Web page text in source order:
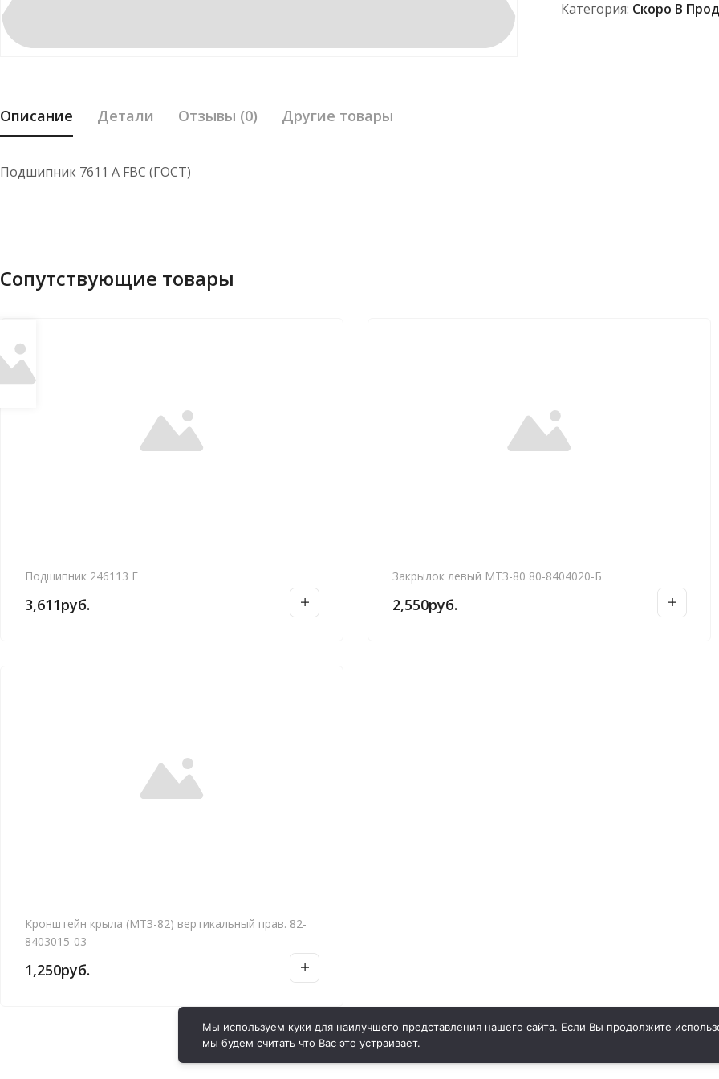
Категория: Скоро В
Описание Детали Отзывы (0) Другие товары
Подшипник 7611 А FBC (ГОСТ)
Сопутствующие товары
Подшипник 246113 Е
3,611руб.
Закрылок левый МТЗ-80 80-8404020-Б
2,550руб.
Кронштейн крыла (МТЗ-82) вертикальный прав. 82-
8403015-03
1,250руб.
Мы используем куки для наилучшего представления нашего сайта. Если Вы продолжите
мы будем считать что Вас это устраивает.